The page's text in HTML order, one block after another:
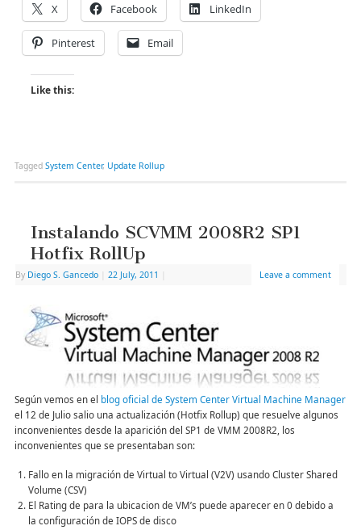
X Facebook LinkedIn
Pinterest Email
Like this:
Tagged System Center, Update Rollup
Instalando SCVMM 2008R2 SP1
Hotfix RollUp
By Diego S. Gancedo 22 July, 2011 Leave a comment
Según vemos en el blog oficial de System Center Virtual Machine Manager
el 12 de Julio salio una actualización (Hotfix Rollup) que resuelve algunos
inconvenientes desde la aparición del SP1 de VMM 2008R2, los
inconvenientes que se presentaban son:
Fallo en la migración de Virtual to Virtual (V2V) usando Cluster Shared
Volume (CSV)
El Rating de para la ubicacion de VM’s puede aparecer en 0 debido a
la configuración de IOPS de disco